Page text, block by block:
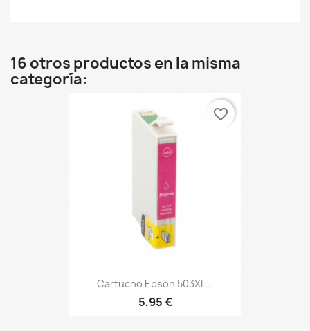
16 otros productos en la misma
categoría:
Cartucho Epson 503XL...
5,95 €
favorite_border